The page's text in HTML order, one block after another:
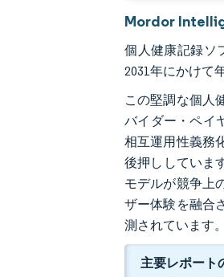
Mordor
個人健康記録ソ
2031年にかけて
この堅調な個人
バイダー・ペイ
相互運用性義務
後押ししていま
モデルが競争上
ザー体験を融合
測されています。
主要レポート